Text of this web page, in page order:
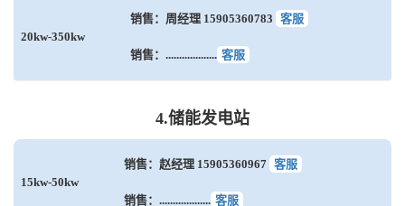
20kw-350kw
销售：周经理 15905360783 客服
销售：................... 客服
4.储能发电站
15kw-50kw
销售：赵经理 15905360967 客服
销售：................... 客服